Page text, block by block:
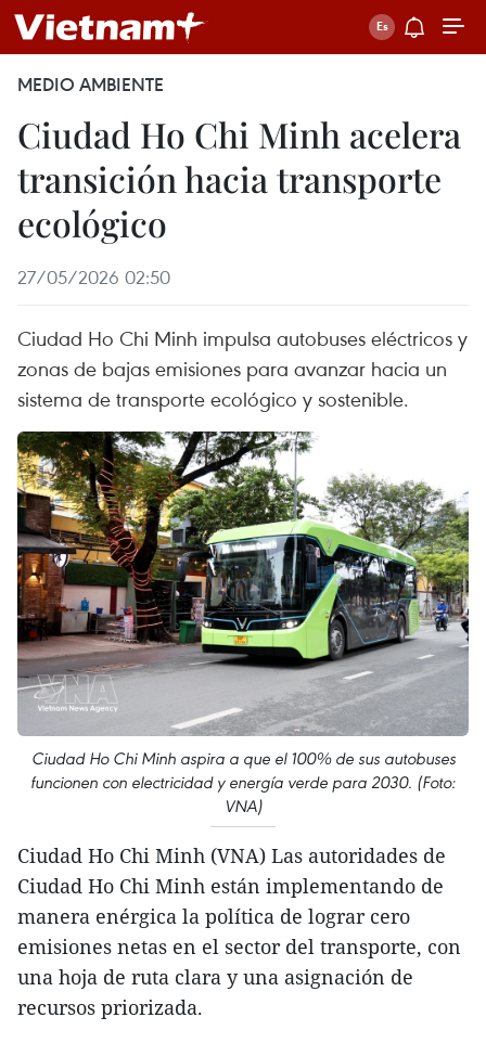
MEDIO AMBIENTE
Ciudad Ho Chi Minh acelera
transición hacia transporte
ecológico
27/05/2026 02:50
Ciudad Ho Chi Minh impulsa autobuses eléctricos y
zonas de bajas emisiones para avanzar hacia un
sistema de transporte ecológico y sostenible.
Ciudad Ho Chi Minh aspira a que el 100% de sus autobuses
funcionen con electricidad y energía verde para 2030. (Foto:
VNA)
Ciudad Ho Chi Minh (VNA) Las autoridades de
Ciudad Ho Chi Minh están implementando de
manera enérgica la política de lograr cero
emisiones netas en el sector del transporte, con
una hoja de ruta clara y una asignación de
recursos priorizada.